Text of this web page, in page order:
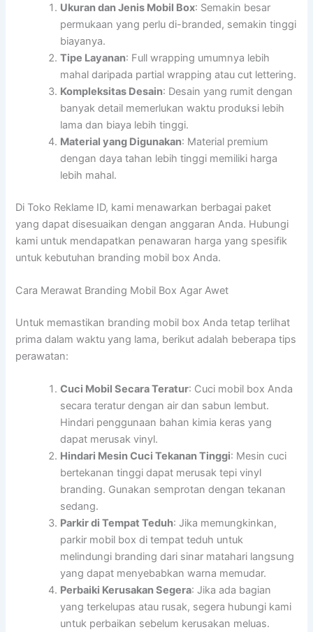
Ukuran dan Jenis Mobil Box: Semakin besar
permukaan yang perlu di-branded, semakin tinggi
biayanya.
Tipe Layanan: Full wrapping umumnya lebih
mahal daripada partial wrapping atau cut lettering.
Kompleksitas Desain: Desain yang rumit dengan
banyak detail memerlukan waktu produksi lebih
lama dan biaya lebih tinggi.
Material yang Digunakan: Material premium
dengan daya tahan lebih tinggi memiliki harga
lebih mahal.
Di Toko Reklame ID, kami menawarkan berbagai paket
yang dapat disesuaikan dengan anggaran Anda. Hubungi
kami untuk mendapatkan penawaran harga yang spesifik
untuk kebutuhan branding mobil box Anda.
Cara Merawat Branding Mobil Box Agar Awet
Untuk memastikan branding mobil box Anda tetap terlihat
prima dalam waktu yang lama, berikut adalah beberapa tips
perawatan:
Cuci Mobil Secara Teratur: Cuci mobil box Anda
secara teratur dengan air dan sabun lembut.
Hindari penggunaan bahan kimia keras yang
dapat merusak vinyl.
Hindari Mesin Cuci Tekanan Tinggi: Mesin cuci
bertekanan tinggi dapat merusak tepi vinyl
branding. Gunakan semprotan dengan tekanan
sedang.
Parkir di Tempat Teduh: Jika memungkinkan,
parkir mobil box di tempat teduh untuk
melindungi branding dari sinar matahari langsung
yang dapat menyebabkan warna memudar.
Perbaiki Kerusakan Segera: Jika ada bagian
yang terkelupas atau rusak, segera hubungi kami
untuk perbaikan sebelum kerusakan meluas.